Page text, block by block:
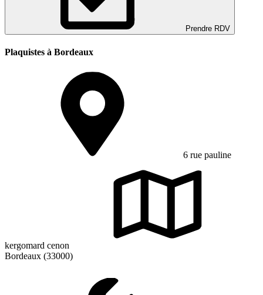
Prendre RDV
Plaquistes à Bordeaux
6 rue pauline
kergomard cenon
Bordeaux (33000)